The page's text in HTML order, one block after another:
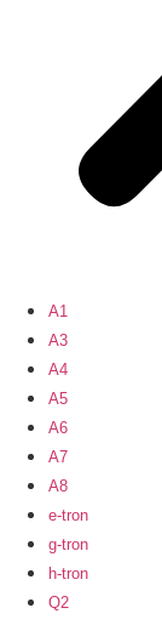
A1
A3
A4
A5
A6
A7
A8
e-tron
g-tron
h-tron
Q2